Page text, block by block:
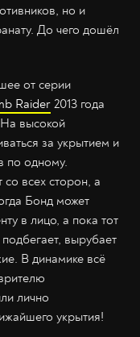
но и
До чего дошёл
от серии
Raider2013 года
На высокой
за укрытием и
по одному.
всех сторон, а
Бонд может
в лицо, а пока тот
вырубает
В динамике всё
лично
укрытия!